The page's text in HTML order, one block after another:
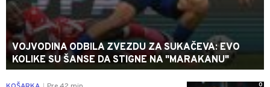
VOJVODINA ODBILA ZVEZDU ZA SUKAČEVA: EVO
KOLIKE SU ŠANSE DA STIGNE NA "MARAKANU"
0